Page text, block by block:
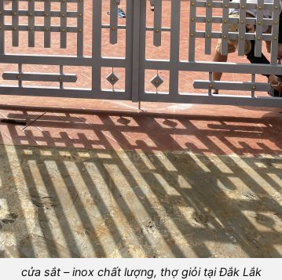
cửa sắt – inox chất lượng, thợ giỏi tại Đắk Lắk